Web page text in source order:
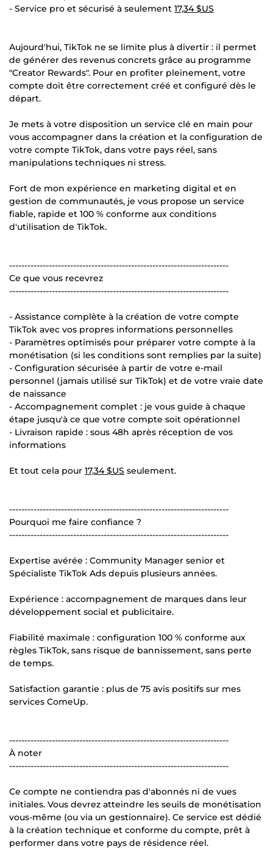
- Service pro et sécurisé à seulement 17,34 $US
Aujourd'hui, TikTok ne se limite plus à divertir : il permet
de générer des revenus concrets grâce au programme
"Creator Rewards". Pour en profiter pleinement, votre
compte doit être correctement créé et configuré dès le
départ.
Je mets à votre disposition un service clé en main pour
vous accompagner dans la création et la configuration de
votre compte TikTok, dans votre pays réel, sans
manipulations techniques ni stress.
Fort de mon expérience en marketing digital et en
gestion de communautés, je vous propose un service
fiable, rapide et 100 % conforme aux conditions
d'utilisation de TikTok.
------------------------------------------------------------------------
Ce que vous recevrez
------------------------------------------------------------------------
- Assistance complète à la création de votre compte
TikTok avec vos propres informations personnelles
- Paramètres optimisés pour préparer votre compte à la
monétisation (si les conditions sont remplies par la suite)
- Configuration sécurisée à partir de votre e-mail
personnel (jamais utilisé sur TikTok) et de votre vraie date
de naissance
- Accompagnement complet : je vous guide à chaque
étape jusqu'à ce que votre compte soit opérationnel
- Livraison rapide : sous 48h après réception de vos
informations
Et tout cela pour 17,34 $US seulement.
------------------------------------------------------------------------
Pourquoi me faire confiance ?
------------------------------------------------------------------------
Expertise avérée : Community Manager senior et
Spécialiste TikTok Ads depuis plusieurs années.
Expérience : accompagnement de marques dans leur
développement social et publicitaire.
Fiabilité maximale : configuration 100 % conforme aux
règles TikTok, sans risque de bannissement, sans perte
de temps.
Satisfaction garantie : plus de 75 avis positifs sur mes
services ComeUp.
------------------------------------------------------------------------
À noter
------------------------------------------------------------------------
Ce compte ne contiendra pas d'abonnés ni de vues
initiales. Vous devrez atteindre les seuils de monétisation
vous-même (ou via un gestionnaire). Ce service est dédié
à la création technique et conforme du compte, prêt à
performer dans votre pays de résidence réel.